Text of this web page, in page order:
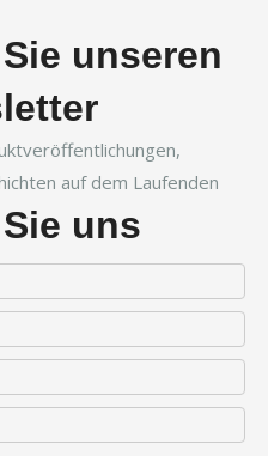
unseren
auf dem Laufenden
uns